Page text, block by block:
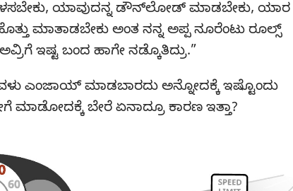
ಯಾವುದನ್ನ ಡೌನ್‌ಲೋಡ್‌ ಮಾಡಬೇಕು, ಯಾರ
ಮಾತಾಡಬೇಕು ಅಂತ ನನ್ನ ಅಪ್ಪ ನೂರೆಂಟು ರೂಲ್ಸ್‌
ಇಷ್ಟ ಬಂದ ಹಾಗೇ ನಡ್ಕೊತಿದ್ರು.”
ಎಂಜಾಯ್‌ ಮಾಡಬಾರದು ಅನ್ನೋದಕ್ಕೆ ಇಷ್ಟೊಂದು
ಮಾಡೋದಕ್ಕೆ ಬೇರೆ ಏನಾದ್ರೂ ಕಾರಣ ಇತ್ತಾ?